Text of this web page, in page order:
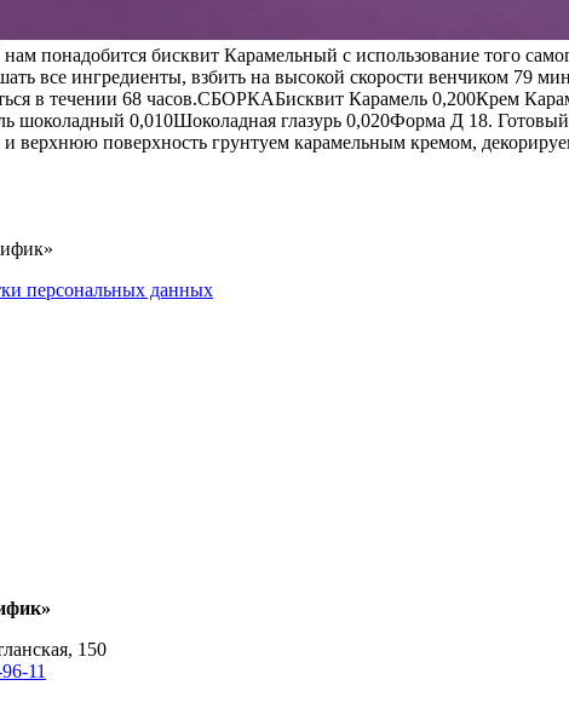
понадобится бисквит Карамельный с использование того
все ингредиенты, взбить на высокой скорости венчиком 79
в течении 68 часов.СБОРКАБисквит Карамель 0,200Крем
шоколадный 0,010Шоколадная глазурь 0,020Форма Д 18.
верхнюю поверхность грунтуем карамельным кремом,
персональных данных
150
11